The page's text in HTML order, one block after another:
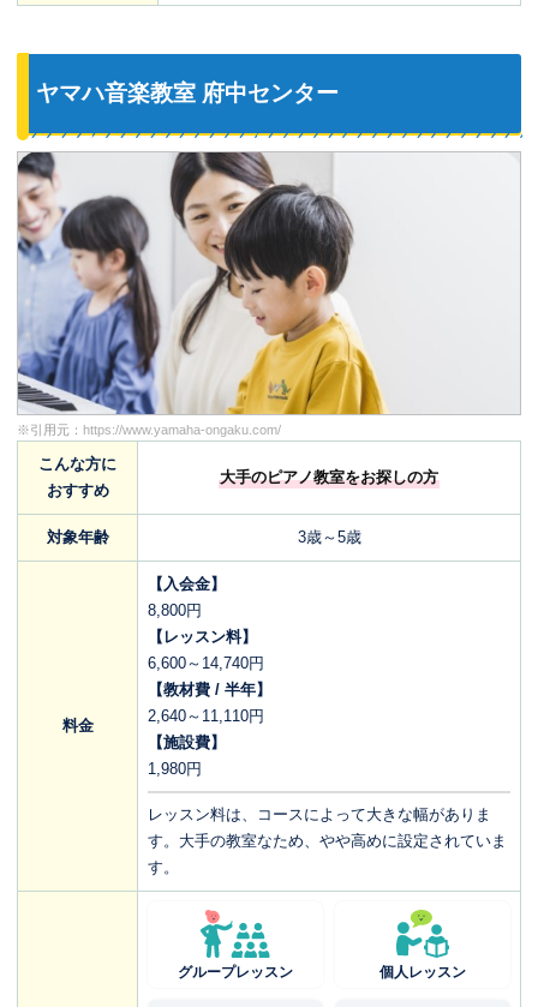
ヤマハ音楽教室 府中センター
※引用元： https://www.yamaha-ongaku.com/
こんな方に
おすすめ
大手のピアノ教室をお探しの方
対象年齢 3歳～5歳
料金
【入会金】
8,800円
【レッスン料】
6,600～14,740円
【教材費 / 半年】
2,640～11,110円
【施設費】
1,980円
レッスン料は、コースによって大きな幅がありま
す。大手の教室なため、やや高めに設定されていま
す。
グループレッスン 個人レッスン